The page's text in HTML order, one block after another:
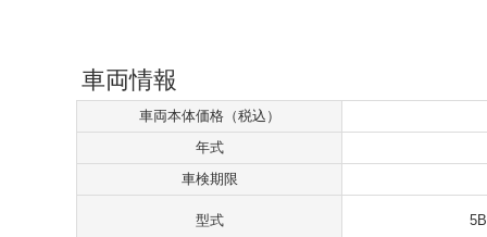
車両情報
車両本体価格（税込）
年式
車検期限
型式